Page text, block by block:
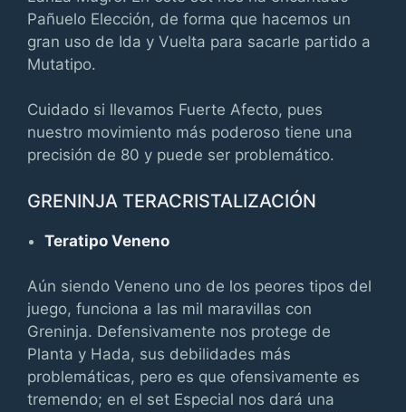
Pañuelo Elección, de forma que hacemos un
gran uso de Ida y Vuelta para sacarle partido a
Mutatipo.
Cuidado si llevamos Fuerte Afecto, pues
nuestro movimiento más poderoso tiene una
precisión de 80 y puede ser problemático.
GRENINJA TERACRISTALIZACIÓN
Teratipo Veneno
Aún siendo Veneno uno de los peores tipos del
juego, funciona a las mil maravillas con
Greninja. Defensivamente nos protege de
Planta y Hada, sus debilidades más
problemáticas, pero es que ofensivamente es
tremendo; en el set Especial nos dará una